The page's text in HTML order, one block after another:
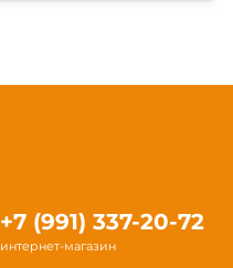
+7 (991) 337-20-72
интернет-магазин